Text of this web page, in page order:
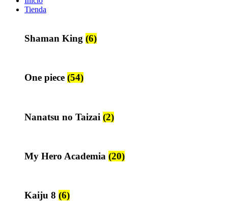
Tienda
Shaman King (6)
One piece (54)
Nanatsu no Taizai (2)
My Hero Academia (20)
Kaiju 8 (6)